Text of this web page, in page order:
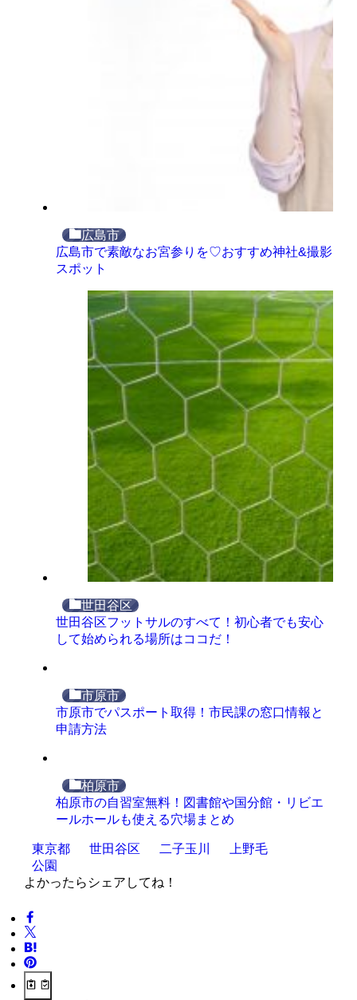
広島市
広島市で素敵なお宮参りを♡おすすめ神社&撮影
スポット
世田谷区
世田谷区フットサルのすべて！初心者でも安心
して始められる場所はココだ！
市原市
市原市でパスポート取得！市民課の窓口情報と
申請方法
柏原市
柏原市の自習室無料！図書館や国分館・リビエ
ールホールも使える穴場まとめ
東京都 世田谷区 二子玉川
上野毛
公園
よかったらシェアしてね！